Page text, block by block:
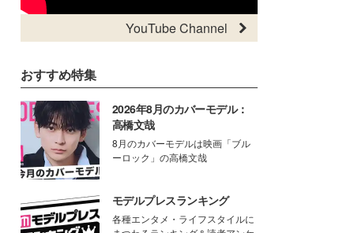
YouTube Channel
おすすめ特集
2026年8月のカバーモデル：
高橋文哉
8月のカバーモデルは映画「ブル
ーロック」の高橋文哉
モデルプレスランキング
各種エンタメ・ライフスタイルに